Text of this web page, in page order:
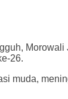
Morowali
26.
muda,